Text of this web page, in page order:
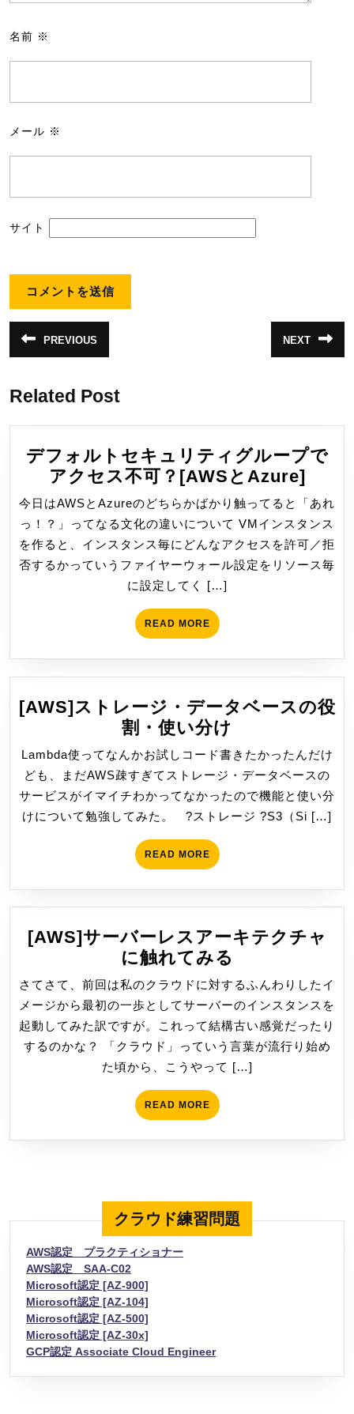
名前 ※
メール ※
サイト
投
稿
ビ
ゲ
ー
ョ
ン
PREVIOUS
の
NEXT
の
Related Post
デフォルトセキュリティグループで
アクセス不可？[AWSとAzure]デ
フ
ォ
ル
ト
テ
ィ
グ
プ
で
ア
ク
不
可？
[AWS
と
今日はAWSとAzureのどちらかばかり触ってると「あれ
っ！？」ってなる文化の違いについて VMインスタンス
を作ると、インスタンス毎にどんなアクセスを許可／拒
否するかっていうファイヤーウォール設定をリソース毎
に設定してく […]
READ MOREREAD
MORE
[AWS]ストレージ・データベースの役
割・使い分け
ス
ト
レ
ー
タ
ベ
ー
役
割・
使
い
分
Lambda使ってなんかお試しコード書きたかったんだけ
ども、まだAWS疎すぎてストレージ・データベースの
サービスがイマイチわかってなかったので機能と使い分
けについて勉強してみた。 ?ストレージ ?S3（Si […]
READ MOREREAD
MORE
[AWS]サーバーレスアーキテクチャ
に触れてみる
サ
ー
バ
ー
レ
ス
キ
チ
ャ
さてさて、前回は私のクラウドに対するふんわりしたイ
メージから最初の一歩としてサーバーのインスタンスを
起動してみた訳ですが。これって結構古い感覚だったり
するのかな？ 「クラウド」っていう言葉が流行り始め
た頃から、こうやって […]
READ MOREREAD
MORE
クラウド練習問題
AWS認定 プラクティショナー
AWS認定 SAA-C02
Microsoft認定 [AZ-900]
Microsoft認定 [AZ-104]
Microsoft認定 [AZ-500]
Microsoft認定 [AZ-30x]
GCP認定 Associate Cloud Engineer